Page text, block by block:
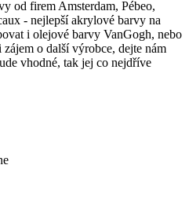
od firem Amsterdam, Pébeo,
- nejlepší akrylové barvy na
i olejové barvy VanGogh, nebo
o další výrobce, dejte nám
vhodné, tak jej co nejdříve